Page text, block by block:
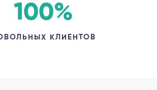
100%
КЛИЕНТОВ